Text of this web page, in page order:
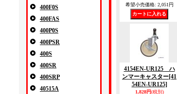
400F0S
400FAS
400P0S
400PSR
400S
400SR
400SRP
40515A
希望小売価格: 2,051円
4154EN-UR125 ハ
ンマーキャスター[41
54EN-UR125]
1,828円(税別)